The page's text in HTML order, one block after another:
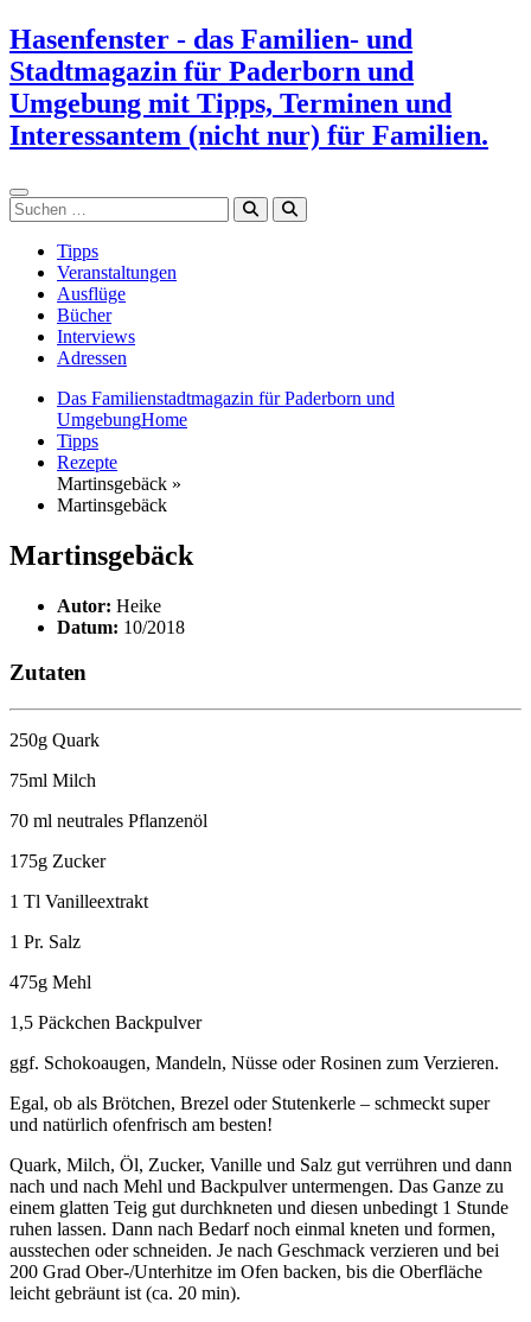
Zum
Inhalt
springen
Hasenfenster - das Familien- und
Stadtmagazin für Paderborn und
Umgebung mit Tipps, Terminen und
Interessantem (nicht nur) für Familien.
Suchen
Tipps
Veranstaltungen
Ausflüge
Bücher
Interviews
Adressen
Das Familienstadtmagazin für Paderborn und
UmgebungHome
Tipps
Rezepte
Martinsgebäck »
Martinsgebäck
Martinsgebäck
Autor: Heike
Datum: 10/2018
Zutaten
250g Quark
75ml Milch
70 ml neutrales Pflanzenöl
175g Zucker
1 Tl Vanilleextrakt
1 Pr. Salz
475g Mehl
1,5 Päckchen Backpulver
ggf. Schokoaugen, Mandeln, Nüsse oder Rosinen zum Verzieren.
Egal, ob als Brötchen, Brezel oder Stutenkerle – schmeckt super
und natürlich ofenfrisch am besten!
Quark, Milch, Öl, Zucker, Vanille und Salz gut verrühren und dann
nach und nach Mehl und Backpulver untermengen. Das Ganze zu
einem glatten Teig gut durchkneten und diesen unbedingt 1 Stunde
ruhen lassen. Dann nach Bedarf noch einmal kneten und formen,
ausstechen oder schneiden. Je nach Geschmack verzieren und bei
200 Grad Ober-/Unterhitze im Ofen backen, bis die Oberfläche
leicht gebräunt ist (ca. 20 min).